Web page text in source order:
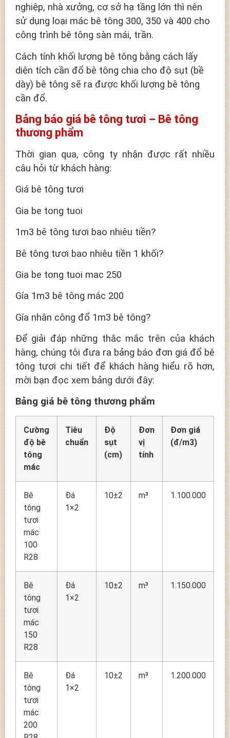
nghiệp, nhà xưởng, cơ sở hạ tầng lớn thì nên
sử dụng loại mác bê tông 300, 350 và 400 cho
công trình bê tông sàn mái, trần.
Cách tính khối lượng bê tông bằng cách lấy
diện tích cần đổ bê tông chia cho độ sụt (bề
dày) bê tông sẽ ra được khối lượng bê tông
cần đổ.
Bảng báo giá bê tông tươi – Bê tông
thương phẩm
Thời gian qua, công ty nhận được rất nhiều
câu hỏi từ khách hàng:
Giá bê tông tươi
Gia be tong tuoi
1m3 bê tông tươi bao nhiêu tiền?
Bê tông tươi bao nhiêu tiền 1 khối?
Gia be tong tuoi mac 250
Gía 1m3 bê tông mác 200
Gía nhân công đổ 1m3 bê tông?
Để giải đáp những thắc mắc trên của khách
hàng, chúng tôi đưa ra bảng báo đơn giá đổ bê
tông tươi chi tiết để khách hàng hiểu rõ hơn,
mời bạn đọc xem bảng dưới đây:
Bảng giá bê tông thương phẩm
Cường
độ bê
tông
mác
Tiêu
chuẩn
Độ
sụt
(cm)
Đơn
vị
tính
Đơn giá
(đ/m3)
Bê
tông
tươi
mác
100
R28
Đá
1×2
10±2 m³ 1.100.000
Bê
tông
tươi
mác
150
R28
Đá
1×2
10±2 m³ 1.150.000
Bê
tông
tươi
mác
200
Đá
1×2
10±2 m³ 1.200.000